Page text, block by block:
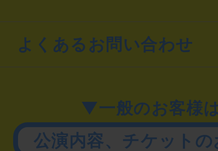
よくあるお問い合わせ
▼一般のお客様
公演内容、チケット